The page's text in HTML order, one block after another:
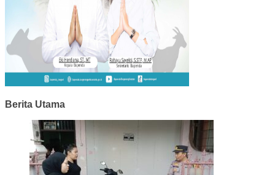
Berita Utama